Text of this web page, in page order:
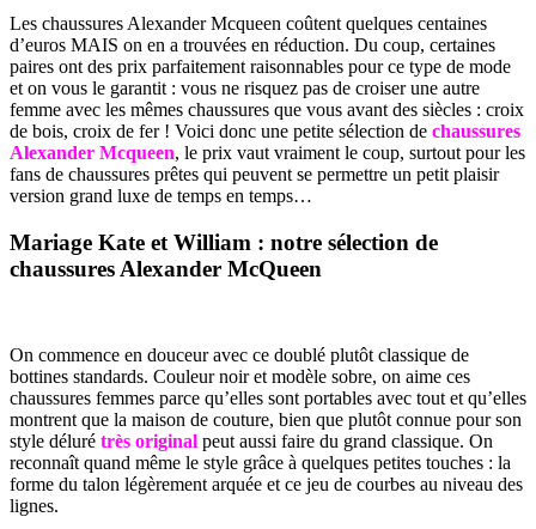
Les chaussures Alexander Mcqueen coûtent quelques centaines
d’euros MAIS on en a trouvées en réduction. Du coup, certaines
paires ont des prix parfaitement raisonnables pour ce type de mode
et on vous le garantit : vous ne risquez pas de croiser une autre
femme avec les mêmes chaussures que vous avant des siècles : croix
de bois, croix de fer ! Voici donc une petite sélection de chaussures
Alexander Mcqueen, le prix vaut vraiment le coup, surtout pour les
fans de chaussures prêtes qui peuvent se permettre un petit plaisir
version grand luxe de temps en temps…
Mariage Kate et William : notre sélection de
chaussures Alexander McQueen
On commence en douceur avec ce doublé plutôt classique de
bottines standards. Couleur noir et modèle sobre, on aime ces
chaussures femmes parce qu’elles sont portables avec tout et qu’elles
montrent que la maison de couture, bien que plutôt connue pour son
style déluré très original peut aussi faire du grand classique. On
reconnaît quand même le style grâce à quelques petites touches : la
forme du talon légèrement arquée et ce jeu de courbes au niveau des
lignes.